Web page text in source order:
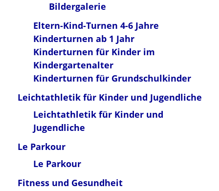
Bildergalerie
Eltern-Kind-Turnen 4-6 Jahre
Kinderturnen ab 1 Jahr
Kinderturnen für Kinder im
Kindergartenalter
Kinderturnen für Grundschulkinder
Leichtathletik für Kinder und Jugendliche
Leichtathletik für Kinder und
Jugendliche
Le Parkour
Le Parkour
Fitness und Gesundheit